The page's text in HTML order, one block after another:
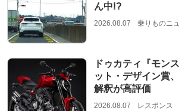
ん中!?
2026.08.07 乗りものニ
ドゥカティ『モン
ット・デザイン賞
解釈が高評価
2026.08.07 レスポンス